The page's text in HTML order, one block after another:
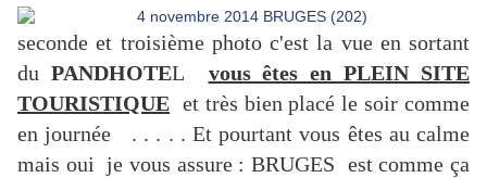
seconde et troisième photo c'est la vue en sortant
du PANDHOTEL
vous êtes en PLEIN SITE
TOURISTIQUE et très bien placé le soir comme
en journée . . . . . Et pourtant vous êtes au calme
mais oui je vous assure : BRUGES est comme ça